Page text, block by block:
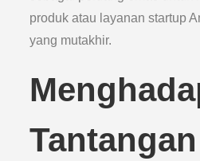
produk atau layanan startup
yang mutakhir.